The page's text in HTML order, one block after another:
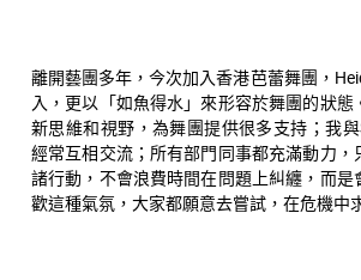
離開藝團多年，今次加入香港芭蕾舞團，
入，更以「如魚得水」來形容於舞團的狀
新思維和視野，為舞團提供很多支持；我與
經常互相交流；所有部門同事都充滿動力，
諸行動，不會浪費時間在問題上糾纏，而是
歡這種氣氛，大家都願意去嘗試，在危機中